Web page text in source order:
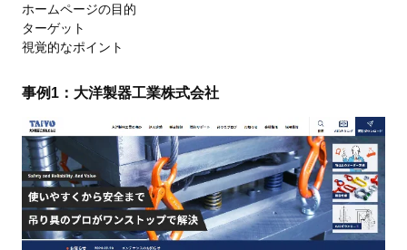
ホームページの目的
ターゲット
視覚的なポイント
事例1：大洋製器工業株式会社